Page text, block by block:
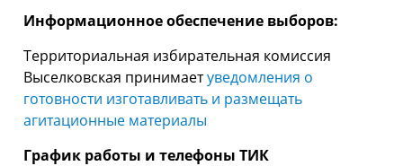
Информационное обеспечение выборов:
Территориальная избирательная комиссия
Выселковская принимаетуведомления о
готовности изготавливать и размещать
агитационные материалы
График работы и телефоны ТИК